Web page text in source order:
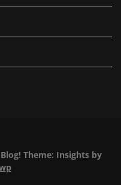
Theme: Insightsby